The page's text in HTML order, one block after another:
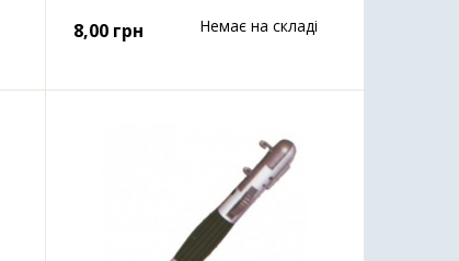
8,00 грн Немає на складі